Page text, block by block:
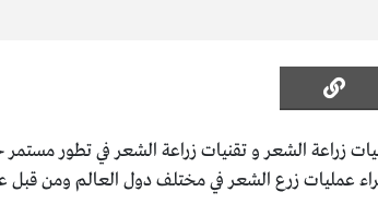
زراعة الشعر و تقنيات زراعة الشعر في تطور
عمليات زرع الشعر في مختلف دول العالم ومن قبل